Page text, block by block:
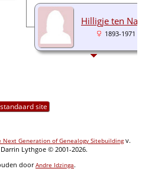
Hilligje ten
1893-1971
site
Next Generation of Genealogy Sitebuildingv.
Lythgoe © 2001-2026.
doorAndre Idzinga.